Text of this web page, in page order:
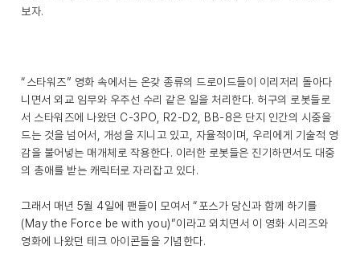
보자.
“스타워즈” 영화 속에서는 온갖 종류의 드로이드들이 이리저리 돌아다
니면서 외교 임무와 우주선 수리 같은 일을 처리한다. 허구의 로봇들로
서 스타워즈에 나왔던 C-3PO, R2-D2, BB-8은 단지 인간의 시중을
드는 것을 넘어서, 개성을 지니고 있고, 자율적이며, 우리에게 기술적 영
감을 불어넣는 매개체로 작용한다. 이러한 로봇들은 진기하면서도 대중
의 총애를 받는 캐릭터로 자리잡고 있다.
그래서 매년 5월 4일에 팬들이 모여서 “포스가 당신과 함께 하기를
(May the Force be with you)”이라고 외치면서 이 영화 시리즈와
영화에 나왔던 테크 아이콘들을 기념한다.